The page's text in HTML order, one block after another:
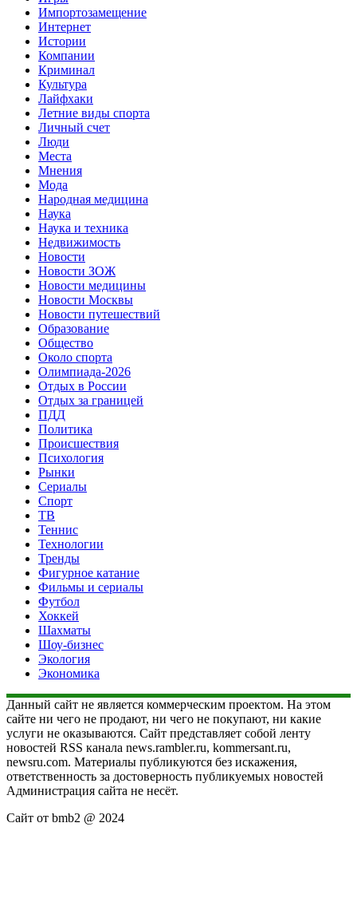
Импортозамещение
Интернет
Истории
Компании
Криминал
Культура
Лайфхаки
Летние виды спорта
Личный счет
Люди
Места
Мнения
Мода
Народная медицина
Наука
Наука и техника
Недвижимость
Новости
Новости ЗОЖ
Новости медицины
Новости Москвы
Новости путешествий
Образование
Общество
Около спорта
Олимпиада-2026
Отдых в России
Отдых за границей
ПДД
Политика
Происшествия
Психология
Рынки
Сериалы
Спорт
ТВ
Теннис
Технологии
Тренды
Фигурное катание
Фильмы и сериалы
Футбол
Хоккей
Шахматы
Шоу-бизнес
Экология
Экономика
Данный сайт не является коммерческим проектом. На этом
сайте ни чего не продают, ни чего не покупают, ни какие
услуги не оказываются. Сайт представляет собой ленту
новостей RSS канала news.rambler.ru, kommersant.ru,
newsru.com. Материалы публикуются без искажения,
ответственность за достоверность публикуемых новостей
Администрация сайта не несёт.
Сайт от bmb2 @ 2024